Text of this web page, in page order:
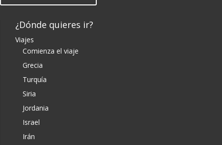
¿Dónde quieres ir?
Viajes
Comienza el viaje
Grecia
Turquía
Siria
Jordania
Israel
Irán